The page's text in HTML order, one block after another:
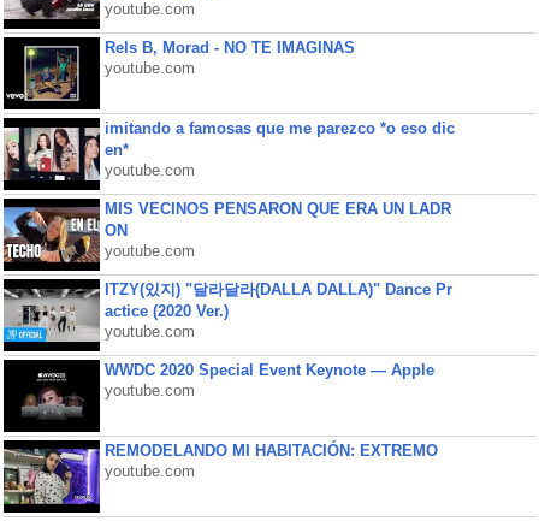
youtube.com
Rels B, Morad - NO TE IMAGINAS
youtube.com
imitando a famosas que me parezco *o eso dic
en*
youtube.com
MIS VECINOS PENSARON QUE ERA UN LADR
ON
youtube.com
ITZY(있지) "달라달라(DALLA DALLA)" Dance Pr
actice (2020 Ver.)
youtube.com
WWDC 2020 Special Event Keynote — Apple
youtube.com
REMODELANDO MI HABITACIÓN: EXTREMO
youtube.com